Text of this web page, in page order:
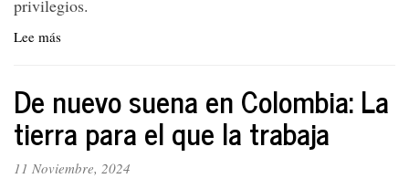
privilegios.
Lee más
#100:
Logro
de
un
esfuerzo
De nuevo suena en Colombia: La
tierra para el que la trabaja
11 Noviembre, 2024